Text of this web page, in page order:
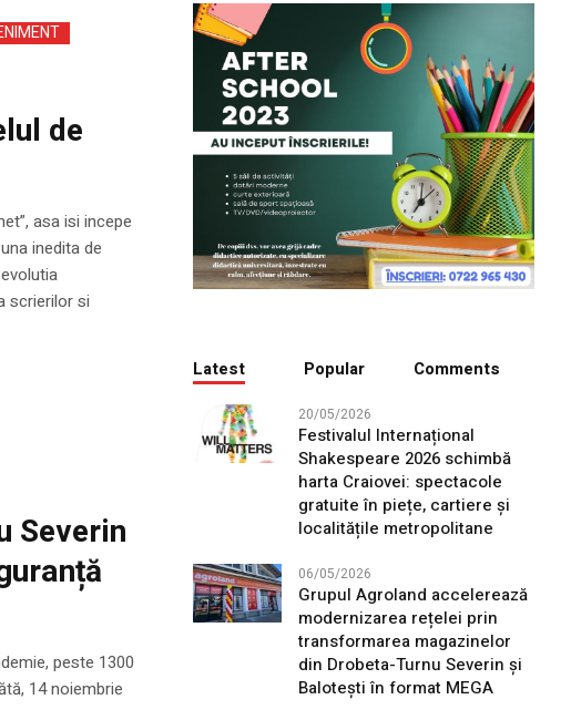
de
asa isi incepe
inedita de
scrierilor si
Severin
peste 1300
14 noiembrie
Latest Popular Comments
20/05/2026
Festivalul Internațional
Shakespeare 2026 schimbă
harta Craiovei: spectacole
gratuite în piețe, cartiere și
localitățile metropolitane
06/05/2026
Grupul Agroland accelerează
modernizarea rețelei prin
transformarea magazinelor
din Drobeta-Turnu Severin și
Balotești în format MEGA